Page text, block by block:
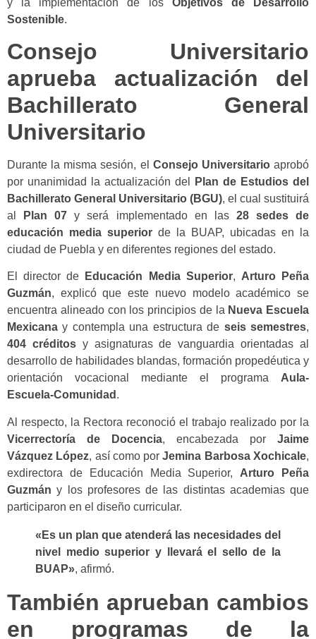
Sostenible.
Consejo Universitario
aprueba actualización del
Bachillerato General
Universitario
Durante la misma sesión, el Consejo Universitarioaprobó
por unanimidad la actualización del
Plan de Estudios del
Bachillerato General Universitario (BGU), el cual sustituirá
al
Plan 07 y será implementado en las 28 sedes de
educación media superior de la BUAP, ubicadas en la
ciudad de Puebla y en diferentes regiones del estado.
El director de Educación Media Superior, Arturo Peña
Guzmán, explicó que este nuevo modelo académico se
encuentra alineado con los principios de la Nueva Escuela
Mexicana y contempla una estructura de seis semestres,
404 créditosy asignaturas de vanguardia orientadas al
desarrollo de habilidades blandas, formación propedéutica y
orientación vocacional mediante el programa Aula-
Escuela-Comunidad .
Al respecto, la Rectora reconoció el trabajo realizado por la
Vicerrectoría de Docencia, encabezada por Jaime
Vázquez López, así como porJemina Barbosa Xochicale,
exdirectora de Educación Media Superior, Arturo Peña
Guzmán y los profesores de las distintas academias que
participaron en el diseño curricular.
«Es un plan que atenderá las necesidades del
nivel medio superior y llevará el sello de la
BUAP», afirmó.
También aprueban cambios
en programas de la